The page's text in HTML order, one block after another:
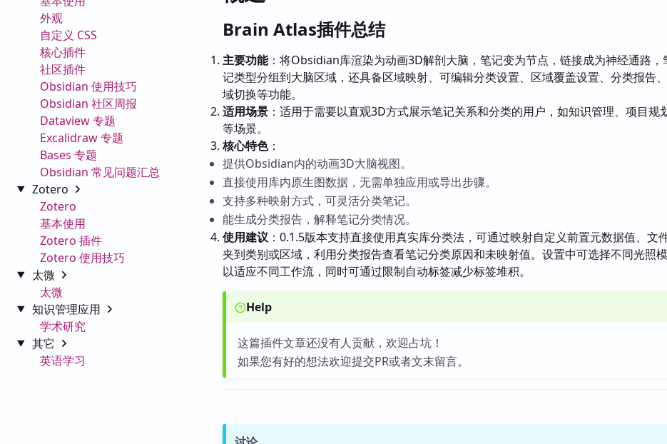
外观
自定义 CSS
核心插件
社区插件
Obsidian 使用技巧
Obsidian 社区周报
Dataview 专题
Excalidraw 专题
Bases 专题
Obsidian 常见问题汇总
Zotero
Zotero
基本使用
Zotero 插件
Zotero 使用技巧
太微
太微
知识管理应用
学术研究
其它
英语学习
Brain Atlas插件总结
主要功能：将Obsidian库渲染为动画3D解剖大脑，笔记变为节点，链接成为神经通路，
记类型分组到大脑区域，还具备区域映射、可编辑分类设置、区域覆盖设置、分类报告
域切换等功能。
适用场景 ：适用于需要以直观3D方式展示笔记关系和分类的用户，如知识管理、项目规
等场景。
核心特色：
提供Obsidian内的动画3D大脑视图。
直接使用库内原生图数据，无需单独应用或导出步骤。
支持多种映射方式，可灵活分类笔记。
能生成分类报告，解释笔记分类情况。
使用建议 ：0.1.5版本支持直接使用真实库分类法，可通过映射自定义前置元数据值、文
夹到类别或区域，利用分类报告查看笔记分类原因和未映射值。设置中可选择不同光照
以适应不同工作流，同时可通过限制自动标签减少标签堆积。
Help
这篇插件文章还没有人贡献，欢迎占坑！
如果您有好的想法欢迎提交PR或者文末留言。